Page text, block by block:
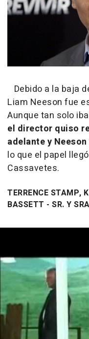
Debido a la baja
Liam Neeson fue
Aunque tan solo
el director quiso
adelante y
lo que el papel
Cassavetes.
TERRENCE STAMP,
BASSETT - SR. Y